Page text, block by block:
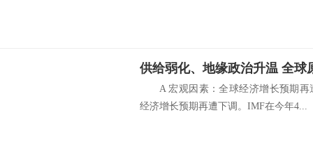
供给弱化、地缘政治升温 全球
A 宏观因素：全球经济增长预期
经济增长预期再遭下调。IMF在今年4...